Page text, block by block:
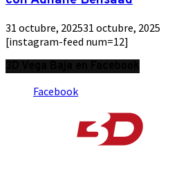
31 octubre, 202531 octubre, 2025
[instagram-feed num=12]
Facebook